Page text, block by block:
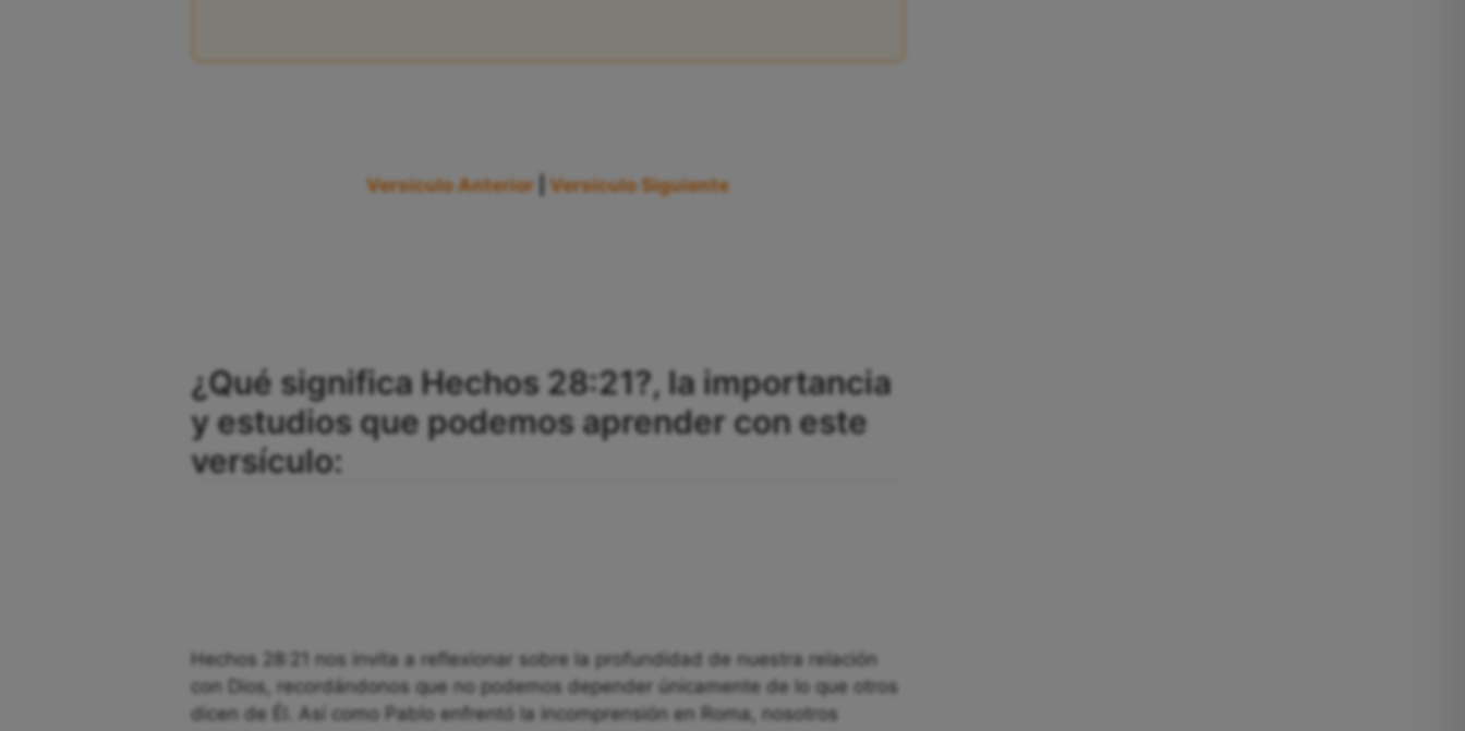
Versículo Anterior |Versículo Siguiente
¿Qué significa Hechos 28:21?, la importancia
y estudios que podemos aprender con este
versículo:
Hechos 28:21 nos invita a reflexionar sobre la profundidad de nuestra relación
con Dios, recordándonos que no podemos depender únicamente de lo que otros
dicen de Él. Así como Pablo enfrentó la incomprensión en Roma, nosotros